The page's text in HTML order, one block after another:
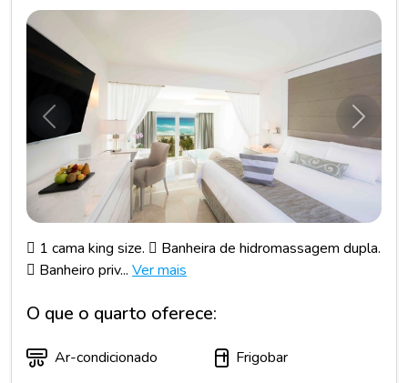
Anterior
 1 cama king size.  Banheira de hidromassagem dupla.
 Banheiro priv... Ver mais
O que o quarto oferece:
Ar-condicionado
Frigobar